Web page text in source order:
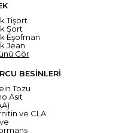
Tişört
Şort
Eşofman
Jean
Gör
BESİNLERİ
Tozu
Asit
ve CLA